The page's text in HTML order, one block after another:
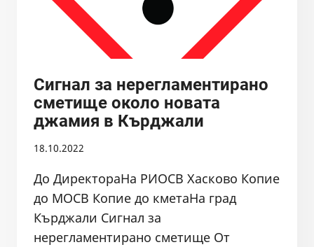
УПРАВИТЕЛ
КЪРДЖАЛИ
СДРУЖЕНИЕ
БАЛКАНКА
ПРОТИВ
ВЪРБИЦА
ПРИ
СЕЛО
КРИЛАТИЦА
Сигнал за нерегламентирано
сметище около новата
джамия в Кърджали
18.10.2022
До ДиректораНа РИОСВ Хасково Копие
до МОСВ Копие до кметаНа град
Кърджали Сигнал за
нерегламентирано сметище От